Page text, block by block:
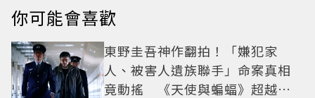
你可能會喜歡
東野圭吾神作翻拍！「嫌犯家
人、被害人遺族聯手」命案真相
竟動搖 《天使與蝙蝠》超越懸